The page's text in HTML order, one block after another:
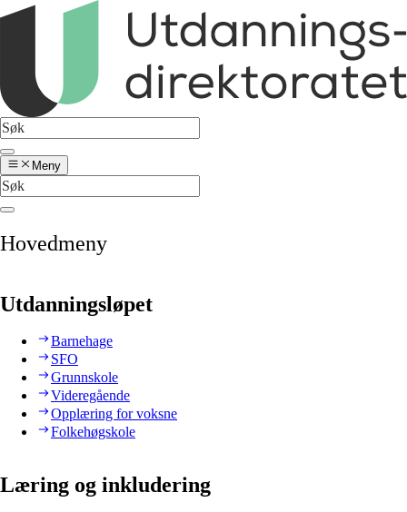
Meny
Hovedmeny
Utdanningsløpet
Barnehage
SFO
Grunnskole
Videregående
Opplæring for voksne
Folkehøgskole
Læring og inkludering